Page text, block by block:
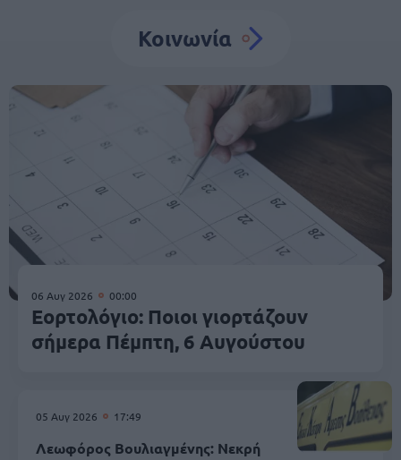
Κοινωνία
06 Αυγ 2026 00:00
Εορτολόγιο: Ποιοι γιορτάζουν
σήμερα Πέμπτη, 6 Αυγούστου
05 Αυγ 2026 17:49
Λεωφόρος Βουλιαγμένης: Νεκρή